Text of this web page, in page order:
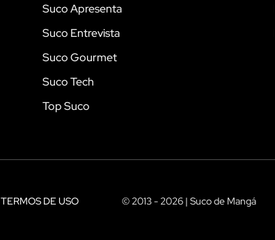
Suco Apresenta
Suco Entrevista
Suco Gourmet
Suco Tech
Top Suco
TERMOS DE USO © 2013 - 2026 | Suco de Mangá